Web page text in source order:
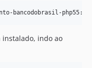
instalado, indo ao